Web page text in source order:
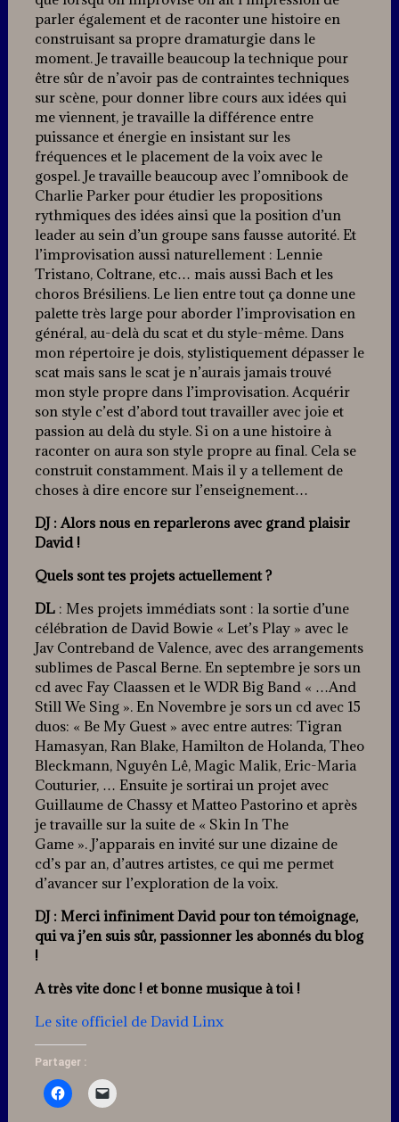
parler également et de raconter une histoire en
construisant sa propre dramaturgie dans le
moment. Je travaille beaucoup la technique pour
être sûr de n’avoir pas de contraintes techniques
sur scène, pour donner libre cours aux idées qui
me viennent, je travaille la différence entre
puissance et énergie en insistant sur les
fréquences et le placement de la voix avec le
gospel. Je travaille beaucoup avec l’omnibook de
Charlie Parker pour étudier les propositions
rythmiques des idées ainsi que la position d’un
leader au sein d’un groupe sans fausse autorité. Et
l’improvisation aussi naturellement : Lennie
Tristano, Coltrane, etc… mais aussi Bach et les
choros Brésiliens. Le lien entre tout ça donne une
palette très large pour aborder l’improvisation en
général, au-delà du scat et du style-même. Dans
mon répertoire je dois, stylistiquement dépasser le
scat mais sans le scat je n’aurais jamais trouvé
mon style propre dans l’improvisation. Acquérir
son style c’est d’abord tout travailler avec joie et
passion au delà du style. Si on a une histoire à
raconter on aura son style propre au final. Cela se
construit constamment. Mais il y a tellement de
choses à dire encore sur l’enseignement…
DJ : Alors nous en reparlerons avec grand plaisir
David !
Quels sont tes projets actuellement ?
DL: Mes projets immédiats sont : la sortie d’une
célébration de David Bowie « Let’s Play » avec le
Jav Contreband de Valence, avec des arrangements
sublimes de Pascal Berne. En septembre je sors un
cd avec Fay Claassen et le WDR Big Band « …And
Still We Sing ». En Novembre je sors un cd avec 15
duos: « Be My Guest » avec entre autres: Tigran
Hamasyan, Ran Blake, Hamilton de Holanda, Theo
Bleckmann, Nguyên Lê, Magic Malik, Eric-Maria
Couturier, … Ensuite je sortirai un projet avec
Guillaume de Chassy et Matteo Pastorino et après
je travaille sur la suite de « Skin In The
Game ». J’apparais en invité sur une dizaine de
cd’s par an, d’autres artistes, ce qui me permet
d’avancer sur l’exploration de la voix.
DJ : Merci infiniment David pour ton témoignage,
qui va j’en suis sûr, passionner les abonnés du blog
!
A très vite donc ! et bonne musique à toi !
Le site officiel de David Linx
Partager :